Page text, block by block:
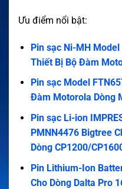
Ưu điểm nổi bật:
Pin sạc Ni-MH
Thiết Bị Bộ Đàm
Pin sạc Model
Đàm Motorola Dòng
Pin sạc Li-ion
PMNN4476 Bigtree
Dòng CP1200/
Pin Lithium-Ion
Cho Dòng Dalta Pro